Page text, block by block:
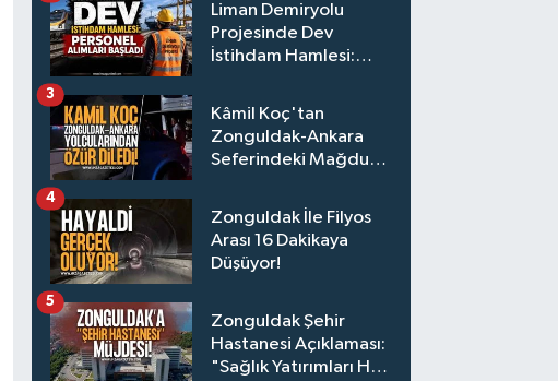
Liman Demiryolu
Projesinde Dev
İstihdam Hamlesi:
Kâmil Koç'tan
Zonguldak-Ankara
Seferindeki Mağdur
3
Zonguldak İle Filyos
Arası 16 Dakikaya
Düşüyor!
4
Zonguldak Şehir
Hastanesi Açıklaması:
"Sağlık Yatırımları Hız
5